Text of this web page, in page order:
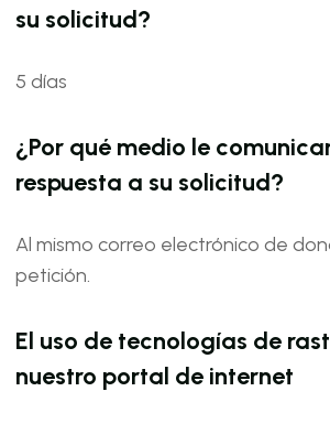
su solicitud?
5 días
¿Por qué medio le
respuesta a su solicitud?
Al mismo correo electrónico de
petición.
El uso de tecnologías de
nuestro portal de internet